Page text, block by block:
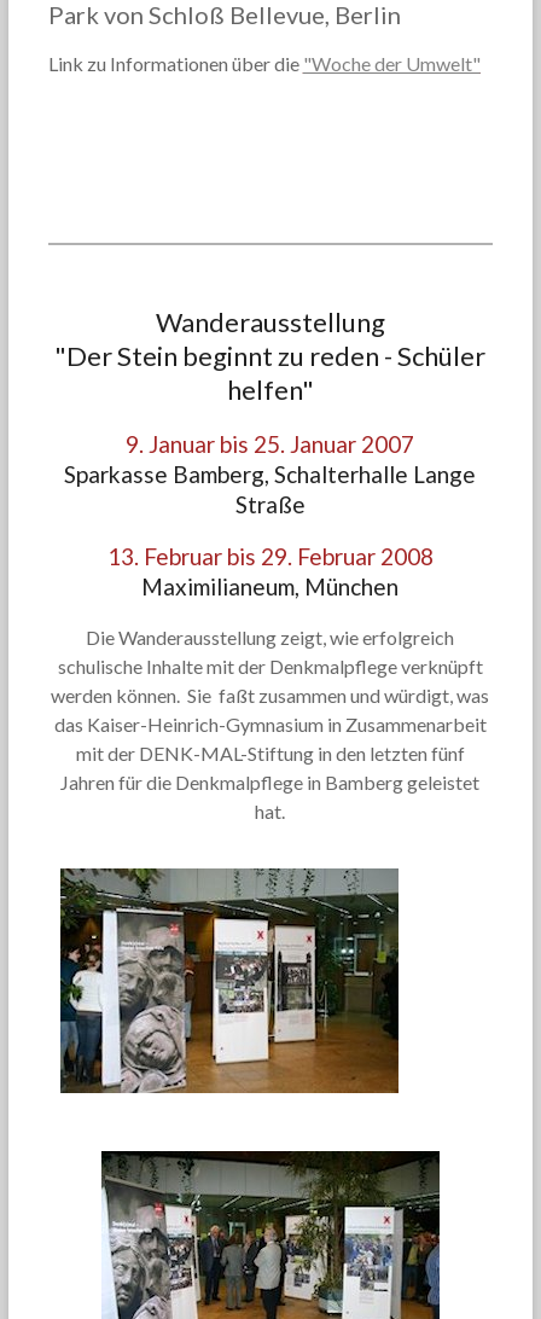
Park von Schloß Bellevue, Berlin
Link zu Informationen über die "Woche der Umwelt"
Wanderausstellung
"Der Stein beginnt zu reden - Schüler
helfen"
9. Januar bis 25. Januar 2007
Sparkasse Bamberg, Schalterhalle Lange
Straße
13. Februar bis 29. Februar 2008
Maximilianeum, München
Die Wanderausstellung zeigt, wie erfolgreich
schulische Inhalte mit der Denkmalpflege verknüpft
werden können. Sie faßt zusammen und würdigt, was
das Kaiser-Heinrich-Gymnasium in Zusammenarbeit
mit der DENK-MAL-Stiftung in den letzten fünf
Jahren für die Denkmalpflege in Bamberg geleistet
hat.